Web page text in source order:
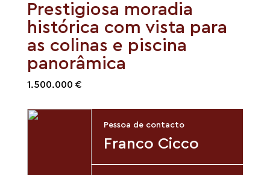
Prestigiosa moradia
histórica com vista para
as colinas e piscina
panorâmica
1.500.000 €
Pessoa de contacto
Franco Cicco